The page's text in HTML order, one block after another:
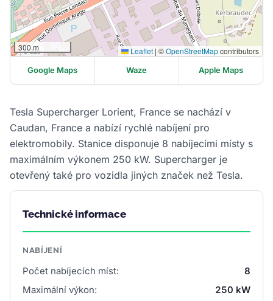
Tesla Supercharger Lorient, France se nachází v
Caudan, France a nabízí rychlé nabíjení pro
elektromobily. Stanice disponuje 8 nabíjecími místy s
maximálním výkonem 250 kW. Supercharger je
otevřený také pro vozidla jiných značek než Tesla.
Technické informace
NABÍJENÍ
Počet nabíjecích míst:
8
Maximální výkon:
250 kW
300 m Leaflet | ©OpenStreetMapcontributors
Google Maps Waze Apple Maps